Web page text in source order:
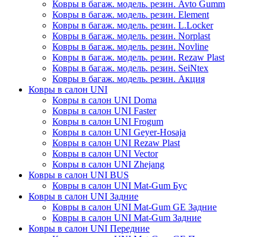
Ковры в багаж. модель. резин. Avto Gumm
Ковры в багаж. модель. резин. Element
Ковры в багаж. модель. резин. L.Locker
Ковры в багаж. модель. резин. Norplast
Ковры в багаж. модель. резин. Novline
Ковры в багаж. модель. резин. Rezaw Plast
Ковры в багаж. модель. резин. SeiNtex
Ковры в багаж. модель. резин. Акция
Ковры в салон UNI
Ковры в салон UNI Doma
Ковры в салон UNI Faster
Ковры в салон UNI Frogum
Ковры в салон UNI Geyer-Hosaja
Ковры в салон UNI Rezaw Plast
Ковры в салон UNI Vector
Ковры в салон UNI Zhejang
Ковры в салон UNI BUS
Ковры в салон UNI Mat-Gum Бус
Ковры в салон UNI Задние
Ковры в салон UNI Mat-Gum GE Задние
Ковры в салон UNI Mat-Gum Задние
Ковры в салон UNI Передние